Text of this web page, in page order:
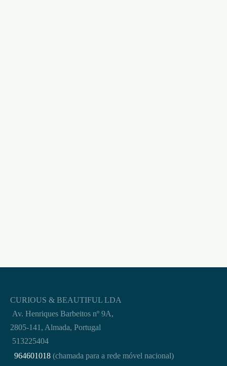
CURIOUS & BEAUTIFUL LDA
Av. Henriques Barbeitos nº 9A,
2805-141, Almada, Portugal
513225404
964601018 (chamada para a rede móvel nacional)